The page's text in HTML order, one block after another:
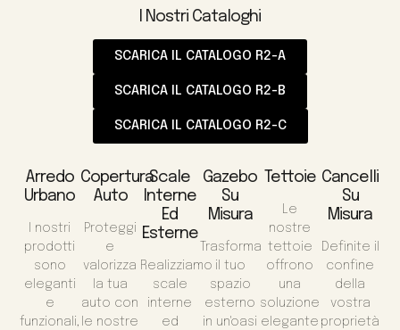
I Nostri Cataloghi
SCARICA IL CATALOGO R2-A
SCARICA IL CATALOGO R2-B
SCARICA IL CATALOGO R2-C
Arredo
Urbano
I nostri
prodotti
sono
eleganti
e
funzionali,
Copertura
Auto
Proteggi
e
valorizza
la tua
auto con
le nostre
Scale
Interne
Ed
Esterne
Realizziamo
scale
interne
ed
Gazebo
Su
Misura
Trasforma
il tuo
spazio
esterno
in un'oasi
Tettoie
Le
nostre
tettoie
offrono
una
soluzione
elegante
Cancelli
Su
Misura
Definite il
confine
della
vostra
proprietà